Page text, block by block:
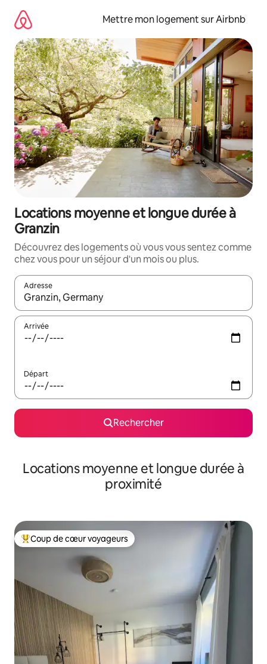
directement
contenu
Mettre mon logement sur Airbnb
Locations moyenne et longue durée à
Granzin
Découvrez des logements où vous vous sentez comme
chez vous pour un séjour d'un mois ou plus.
Adresse
Lorsque les résultats s'affichent, utilisez les flèches vers le
Arrivée
Départ
Rechercher
Locations moyenne et longue durée à
proximité
Coups de cœur voyageurs les plus appréciés
Coup de cœur voyageurs